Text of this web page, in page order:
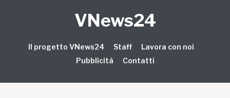
VNews24
Il progetto VNews24 Staff
Lavora con noi
Pubblicità
Contatti